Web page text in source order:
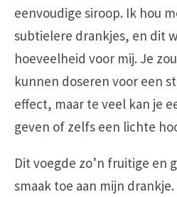
eenvoudige siroop. Ik hou
subtielere drankjes, en dit
hoeveelheid voor mij. Je
kunnen doseren voor een
effect, maar te veel kan je
geven of zelfs een lichte
Dit voegde zo’n fruitige en
smaak toe aan mijn